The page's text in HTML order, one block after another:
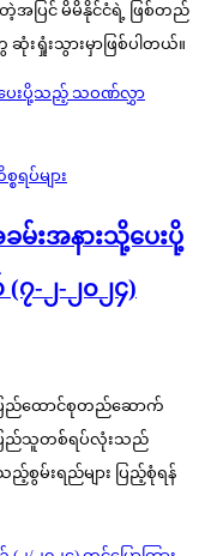
အပြင် မိမိနိုင်ငံရဲ့ ဖြစ်တည်
ဆုံးရှုံးသွားမှာဖြစ်ပါတယ်။
ပ်များ
မ်းအနားသို့ပေးပို့
-၂-၂၀၂၄)
ည်ထောင်စုတည်ဆောက်
ပြည်သူတစ်ရပ်လုံးသည်
စွမ်းရည်များ ပြည့်စုံရန်